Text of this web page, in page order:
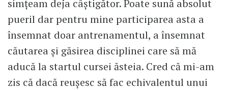
simțeam deja câștigător. Poate sună absolut
pueril dar pentru mine participarea asta a
însemnat doar antrenamentul, a însemnat
căutarea și găsirea disciplinei care să mă
aducă la startul cursei ăsteia. Cred că mi-am
zis că dacă reușesc să fac echivalentul unui